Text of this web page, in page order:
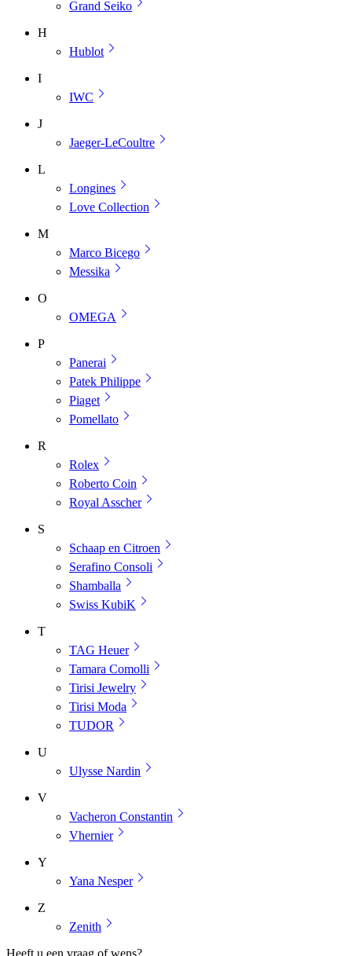
Grand Seiko
H
Hublot
I
IWC
J
Jaeger-LeCoultre
L
Longines
Love Collection
M
Marco Bicego
Messika
O
OMEGA
P
Panerai
Patek Philippe
Piaget
Pomellato
R
Rolex
Roberto Coin
Royal Asscher
S
Schaap en Citroen
Serafino Consoli
Shamballa
Swiss KubiK
T
TAG Heuer
Tamara Comolli
Tirisi Jewelry
Tirisi Moda
TUDOR
U
Ulysse Nardin
V
Vacheron Constantin
Vhernier
Y
Yana Nesper
Z
Zenith
Heeft u een vraag of wens?